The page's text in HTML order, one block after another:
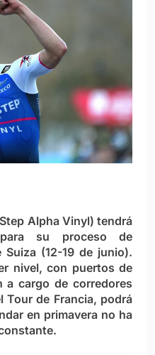
Alpha Vinyl) tendrá
su proceso de
(12-19 de junio).
nivel, con puertos de
cargo de corredores
Tour de Francia, podrá
en primavera no ha